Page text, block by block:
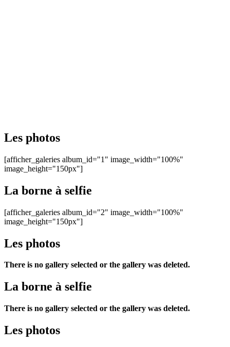
Les photos
[afficher_galeries album_id="1" image_width="100%"
image_height="150px"]
La borne à selfie
[afficher_galeries album_id="2" image_width="100%"
image_height="150px"]
Les photos
There is no gallery selected or the gallery was deleted.
La borne à selfie
There is no gallery selected or the gallery was deleted.
Les photos